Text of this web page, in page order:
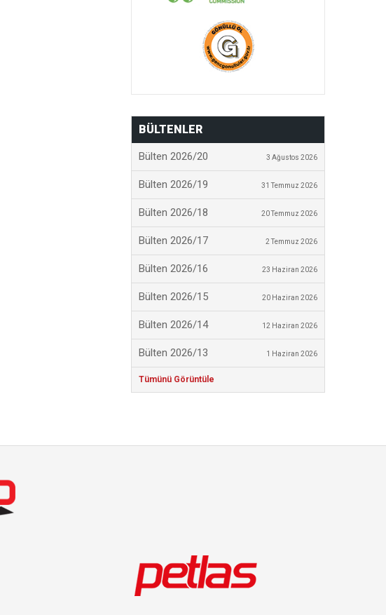
BÜLTENLER
Bülten 2026/20 3 Ağustos 2026
Bülten 2026/19 31 Temmuz 2026
Bülten 2026/18 20 Temmuz 2026
Bülten 2026/17 2 Temmuz 2026
Bülten 2026/16 23 Haziran 2026
Bülten 2026/15 20 Haziran 2026
Bülten 2026/14 12 Haziran 2026
Bülten 2026/13 1 Haziran 2026
Tümünü Görüntüle